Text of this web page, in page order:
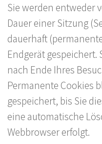
Sie werden entweder
Dauer einer Sitzung
dauerhaft
Endgerät gespeichert.
nach Ende Ihres
Permanente Cookies
gespeichert, bis Sie
eine automatische
Webbrowser erfolgt.